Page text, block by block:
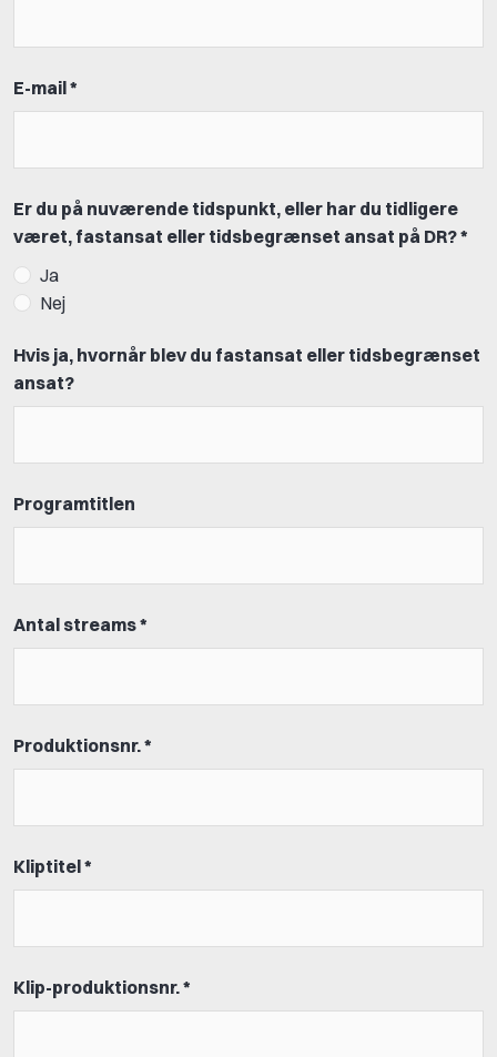
E-mail *
Er du på nuværende tidspunkt, eller har du tidligere
været, fastansat eller tidsbegrænset ansat på DR? *
Ja
Nej
Hvis ja, hvornår blev du fastansat eller tidsbegrænset
ansat?
Programtitlen
Antal streams *
Produktionsnr. *
Kliptitel *
Klip-produktionsnr. *